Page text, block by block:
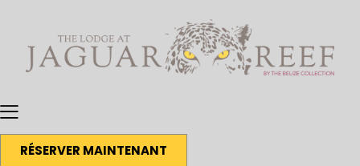
RÉSERVER MAINTENANT